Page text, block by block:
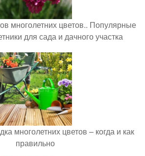
многолетних цветов.. Популярные
для сада и дачного участка
многолетних цветов – когда и как
правильно